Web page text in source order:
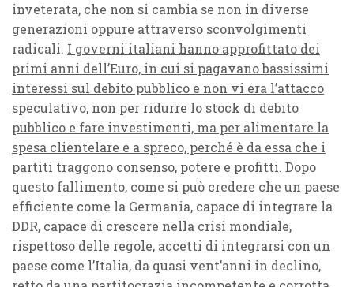
inveterata, che non si cambia se non in diverse
generazioni oppure attraverso sconvolgimenti
radicali. I governi italiani hanno approfittato dei
primi anni dell’Euro, in cui si pagavano bassissimi
interessi sul debito pubblico e non vi era l’attacco
speculativo, non per ridurre lo stock di debito
pubblico e fare investimenti, ma per alimentare la
spesa clientelare e a spreco, perché è da essa che i
partiti traggono consenso, potere e profitti. Dopo
questo fallimento, come si può credere che un paese
efficiente come la Germania, capace di integrare la
DDR, capace di crescere nella crisi mondiale,
rispettoso delle regole, accetti di integrarsi con un
paese come l’Italia, da quasi vent’anni in declino,